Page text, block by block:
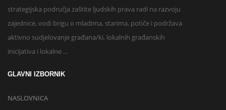
strategijska područja zaštite ljudskih prava radi na razvoju
zajednice, vodi brigu o mladima, starima, potiče i podržava
aktivno sudjelovanje građana/ki, lokalnih građanskih
inicijativa i lokalne ...
GLAVNI IZBORNIK
NASLOVNICA